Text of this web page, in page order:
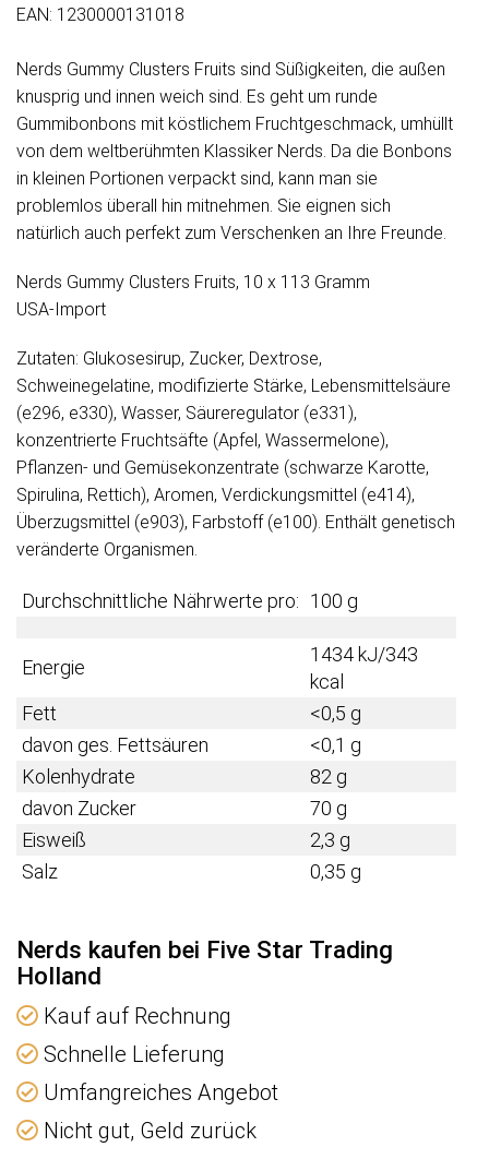
EAN: 1230000131018
Nerds Gummy Clusters Fruits sind Süßigkeiten, die außen
knusprig und innen weich sind. Es geht um runde
Gummibonbons mit köstlichem Fruchtgeschmack, umhüllt
von dem weltberühmten Klassiker Nerds. Da die Bonbons
in kleinen Portionen verpackt sind, kann man sie
problemlos überall hin mitnehmen. Sie eignen sich
natürlich auch perfekt zum Verschenken an Ihre Freunde.
Nerds Gummy Clusters Fruits, 10 x 113 Gramm
USA-Import
Zutaten: Glukosesirup, Zucker, Dextrose,
Schweinegelatine, modifizierte Stärke, Lebensmittelsäure
(e296, e330), Wasser, Säureregulator (e331),
konzentrierte Fruchtsäfte (Apfel, Wassermelone),
Pflanzen- und Gemüsekonzentrate (schwarze Karotte,
Spirulina, Rettich), Aromen, Verdickungsmittel (e414),
Überzugsmittel (e903), Farbstoff (e100). Enthält genetisch
veränderte Organismen.
Durchschnittliche Nährwerte pro: 100 g
Energie
1434 kJ/343
kcal
Fett
<0,5 g
davon ges. Fettsäuren
<0,1 g
Kolenhydrate
82 g
davon Zucker
70 g
Eisweiß
2,3 g
Salz
0,35 g
Nerds kaufen bei Five Star Trading
Holland
Kauf auf Rechnung
Schnelle Lieferung
Umfangreiches Angebot
Nicht gut, Geld zurück